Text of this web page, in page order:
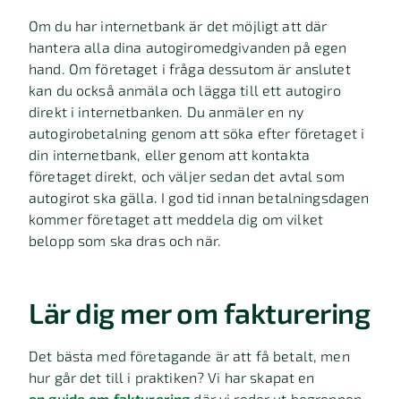
Om du har internetbank är det möjligt att där
hantera alla dina autogiromedgivanden på egen
hand. Om företaget i fråga dessutom är anslutet
kan du också anmäla och lägga till ett autogiro
direkt i internetbanken. Du anmäler en ny
autogirobetalning genom att söka efter företaget i
din internetbank, eller genom att kontakta
företaget direkt, och väljer sedan det avtal som
autogirot ska gälla. I god tid innan betalningsdagen
kommer företaget att meddela dig om vilket
belopp som ska dras och när.
Lär dig mer om fakturering
Det bästa med företagande är att få betalt, men
hur går det till i praktiken? Vi har skapat en